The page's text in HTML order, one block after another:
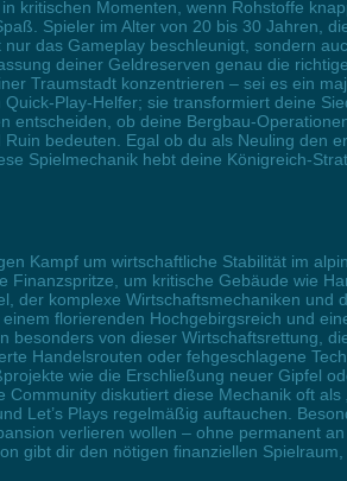
kritischen Momenten, wenn Rohstoffe
Spieler im Alter von 20 bis 30 Jahren,
das Gameplay beschleunigt, sondern
deiner Geldreserven genau die
Traumstadt konzentrieren – sei es ein
Play-Helfer; sie transformiert deine
entscheiden, ob deine Bergbau-
bedeuten. Egal ob du als Neuling den
Spielmechanik hebt deine Königreich-
Kampf um wirtschaftliche Stabilität im
um kritische Gebäude wie
der komplexe Wirtschaftsmechaniken
florierenden Hochgebirgsreich und
von dieser Wirtschaftsrettung,
Handelsrouten oder fehgeschlagene
wie die Erschließung neuer Gipfel
diskutiert diese Mechanik oft
Let’s Plays regelmäßig auftauchen.
verlieren wollen – ohne permanent
gibt dir den nötigen finanziellen